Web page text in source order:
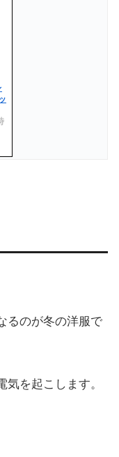
るのが冬の洋服で
を起こします。